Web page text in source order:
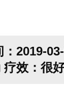
：2019-
疗效：很